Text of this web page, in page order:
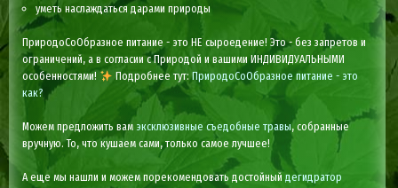
уметь наслаждаться дарами природы
ПриродоСоОбразное питание - это НЕ сыроедение! Это - без запретов и
ограничений, а в согласии с Природой и вашими ИНДИВИДУАЛЬНЫМИ
особенностями!
Подробнее тут:ПриродоСоОбразное питание - это
как?
Можем предложить вам эксклюзивные съедобные травы, собранные
вручную. То, что кушаем сами, только самое лучшее!
А еще мы нашли и можем порекомендовать достойныйдегидратор